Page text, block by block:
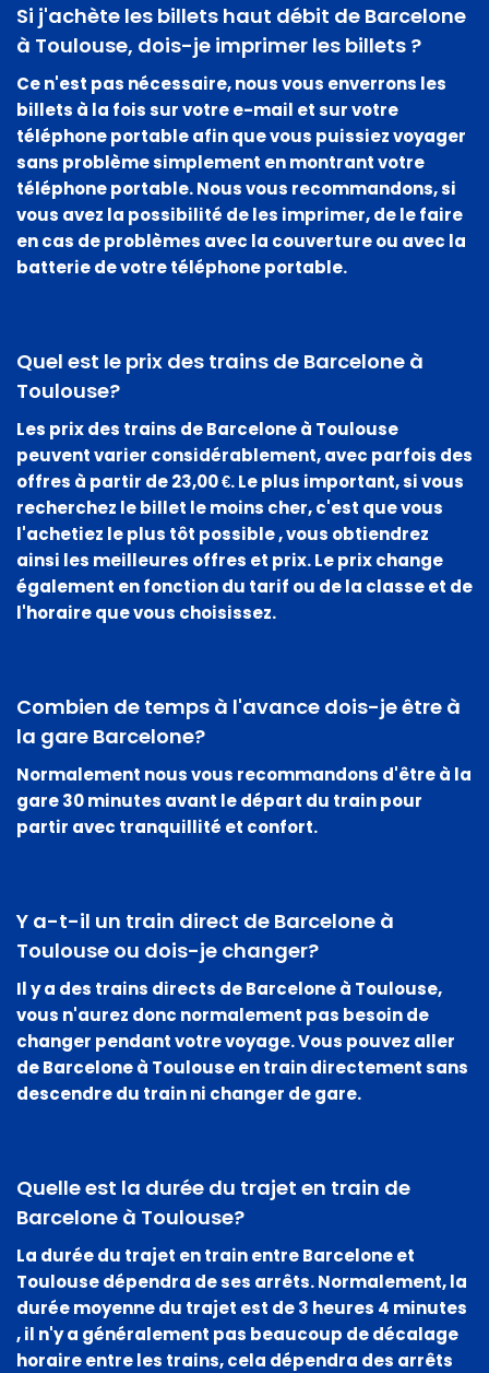
Si j'achète les billets haut débit de Barcelone
à Toulouse, dois-je imprimer les billets ?
Ce n'est pas nécessaire, nous vous enverrons les
billets à la fois sur votre e-mail et sur votre
téléphone portable afin que vous puissiez voyager
sans problème simplement en montrant votre
téléphone portable. Nous vous recommandons, si
vous avez la possibilité de les imprimer, de le faire
en cas de problèmes avec la couverture ou avec la
batterie de votre téléphone portable.
Quel est le prix des trains de Barcelone à
Toulouse?
Les prix des trains de Barcelone à Toulouse
peuvent varier considérablement, avec parfois des
offres à partir de23,00 €. Le plus important, si vous
recherchez le billet le moins cher, c'est que vous
l'achetiez le plus tôt possible, vous obtiendrez
ainsi les meilleures offres et prix. Le prix change
également en fonction du tarif ou de la classe et de
l'horaire que vous choisissez.
Combien de temps à l'avance dois-je être à
la gare Barcelone?
Normalement nous vous recommandons d'être à la
gare 30 minutes avant le départ du train pour
partir avec tranquillité et confort.
Y a-t-il un train direct de Barcelone à
Toulouse ou dois-je changer?
Il y a des trains directs de Barcelone à Toulouse,
vous n'aurez donc normalement pas besoin de
changer pendant votre voyage. Vous pouvez aller
de Barcelone à Toulouse en train directement sans
descendre du train ni changer de gare.
Quelle est la durée du trajet en train de
Barcelone à Toulouse?
La durée du trajet en train entre Barcelone et
Toulouse dépendra de ses arrêts. Normalement, la
durée moyenne du trajet est de3 heures 4 minutes
, il n'y a généralement pas beaucoup de décalage
horaire entre les trains, cela dépendra des arrêts